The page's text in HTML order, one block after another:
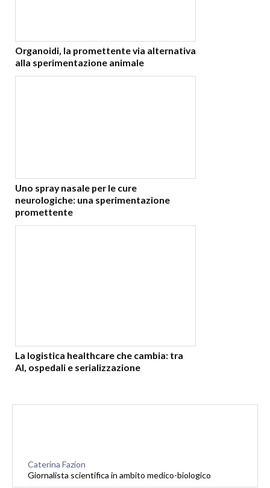
Organoidi, la promettente via alternativa
alla sperimentazione animale
Uno spray nasale per le cure
neurologiche: una sperimentazione
promettente
La logistica healthcare che cambia: tra
AI, ospedali e serializzazione
Caterina Fazion
Giornalista scientifica in ambito medico-biologico